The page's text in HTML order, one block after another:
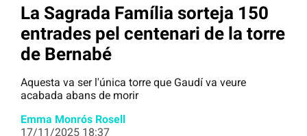
La Sagrada Família sorteja 150
entrades pel centenari de la torre
de Bernabé
Aquesta va ser l'única torre que Gaudí va veure
acabada abans de morir
Emma Monrós Rosell
17/11/2025 18:37